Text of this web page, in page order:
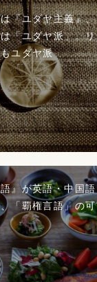
『ユダヤ主義』、
「ユダヤ派」。リ
ユダヤ派
』が英語・中国語
「覇権言語」の可